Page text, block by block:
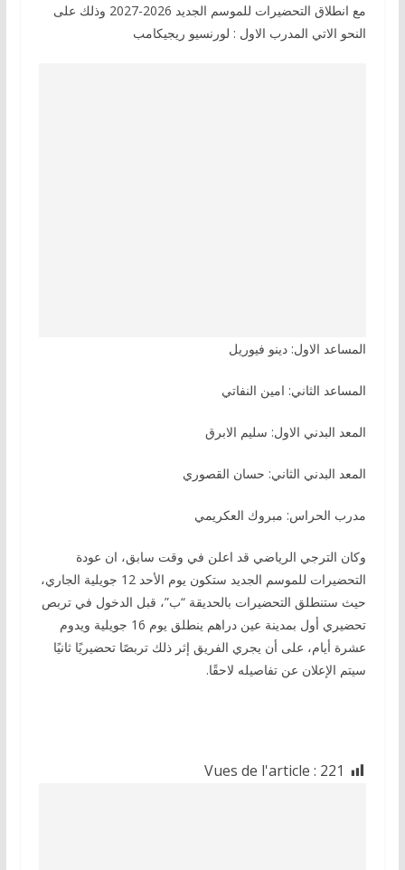
مع انطلاق التحضيرات للموسم الجديد 2026-2027 وذلك على
النحو الاتي المدرب الاول : لورنسيو ريجيكامب
المساعد الاول: دينو فيوريل
المساعد الثاني: امين النفاتي
المعد البدني الاول: سليم الابرق
المعد البدني الثاني: حسان القصوري
مدرب الحراس: مبروك العكريمي
وكان الترجي الرياضي قد اعلن في وقت سابق، ان عودة
التحضيرات للموسم الجديد ستكون يوم الأحد 12 جويلية الجاري،
حيث ستنطلق التحضيرات بالحديقة “ب”، قبل الدخول في تربص
تحضيري أول بمدينة عين دراهم ينطلق يوم 16 جويلية ويدوم
عشرة أيام، على أن يجري الفريق إثر ذلك تربصًا تحضيريًا ثانيًا
سيتم الإعلان عن تفاصيله لاحقًا.
Vues de l'article : 221